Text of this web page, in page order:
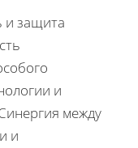
и защита
и
между
и